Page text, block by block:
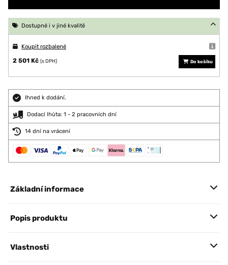
Dostupné i v jiné kvalitě
Koupit rozbalené
2 501 Kč (s DPH) Do košíku
Ihned k dodání.
Dodací lhůta: 1 - 2 pracovních dní
14 dní na vrácení
Základní informace
Popis produktu
Vlastnosti